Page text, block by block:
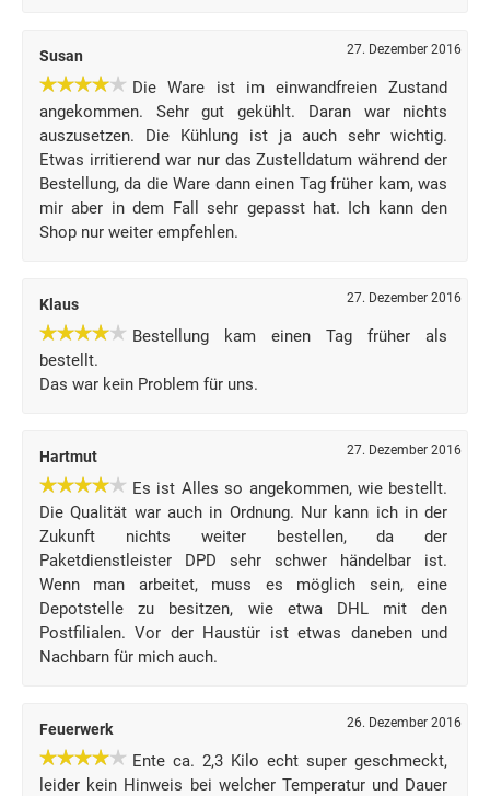
Susan 27. Dezember 2016
Die Ware ist im einwandfreien Zustand
angekommen. Sehr gut gekühlt. Daran war nichts
auszusetzen. Die Kühlung ist ja auch sehr wichtig.
Etwas irritierend war nur das Zustelldatum während der
Bestellung, da die Ware dann einen Tag früher kam, was
mir aber in dem Fall sehr gepasst hat. Ich kann den
Shop nur weiter empfehlen.
Klaus 27. Dezember 2016
Bestellung kam einen Tag früher als
bestellt.
Das war kein Problem für uns.
Hartmut 27. Dezember 2016
Es ist Alles so angekommen, wie bestellt.
Die Qualität war auch in Ordnung. Nur kann ich in der
Zukunft nichts weiter bestellen, da der
Paketdienstleister DPD sehr schwer händelbar ist.
Wenn man arbeitet, muss es möglich sein, eine
Depotstelle zu besitzen, wie etwa DHL mit den
Postfilialen. Vor der Haustür ist etwas daneben und
Nachbarn für mich auch.
Feuerwerk 26. Dezember 2016
Ente ca. 2,3 Kilo echt super geschmeckt,
leider kein Hinweis bei welcher Temperatur und Dauer